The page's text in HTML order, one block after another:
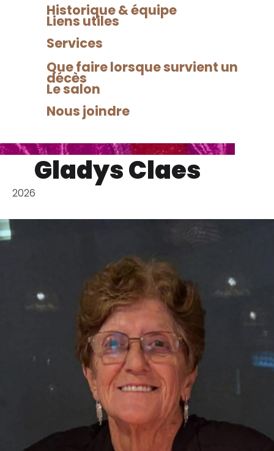
Historique & équipe
Liens utiles
Services
Que faire lorsque survient un
décès
Le salon
Nous joindre
Gladys Claes
2026